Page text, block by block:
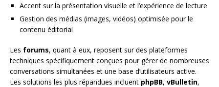
Accent sur la présentation visuelle et l’expérience de lecture
Gestion des médias (images, vidéos) optimisée pour le
contenu éditorial
Les forums, quant à eux, reposent sur des plateformes
techniques spécifiquement conçues pour gérer de nombreuses
conversations simultanées et une base d’utilisateurs active.
Les solutions les plus répandues incluent phpBB, vBulletin,